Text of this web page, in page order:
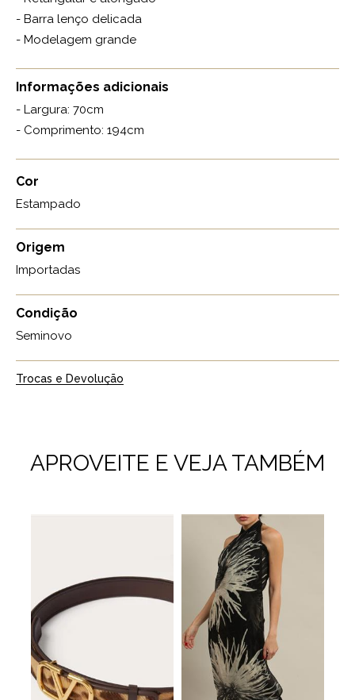
- Barra lenço delicada
- Modelagem grande
Informações adicionais
- Largura: 70cm
- Comprimento: 194cm
Cor
Estampado
Origem
Importadas
Condição
Seminovo
Trocas e Devolução
APROVEITE E VEJA TAMBÉM